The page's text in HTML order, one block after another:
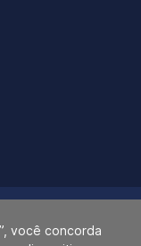
você concorda